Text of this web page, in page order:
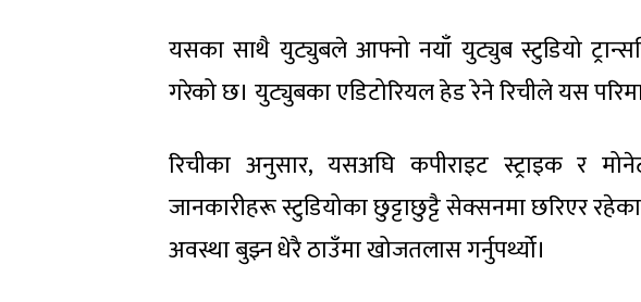
यसका साथै युट्युबले आफ्नो नयाँ युट्युब स्टुडियो
गरेको छ। युट्युबका एडिटोरियल हेड रेने रिचीले यस
रिचीका अनुसार, यसअघि कपीराइट स्ट्राइक र
जानकारीहरू स्टुडियोका छुट्टाछुट्टै सेक्सनमा छरिएर
अवस्था बुझ्न धेरै ठाउँमा खोजतलास गर्नुपर्थ्यो।